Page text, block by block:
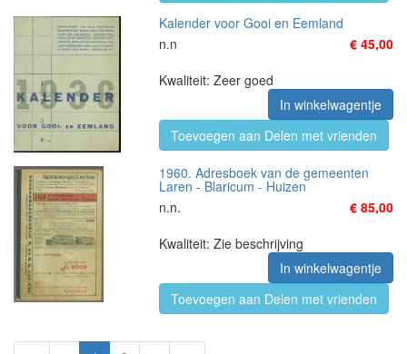
Kalender voor Gooi en Eemland
n.n
€ 45,00
Kwaliteit: Zeer goed
In winkelwagentje
Toevoegen aan Delen met vrienden
1960. Adresboek van de gemeenten
Laren - Blaricum - Huizen
n.n.
€ 85,00
Kwaliteit: Zie beschrijving
In winkelwagentje
Toevoegen aan Delen met vrienden